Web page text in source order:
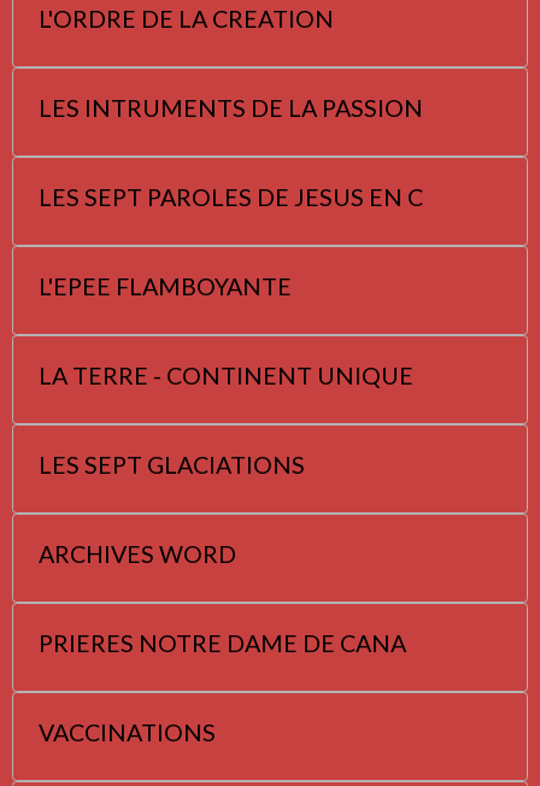
L'ORDRE DE LA CREATION
LES INTRUMENTS DE LA PASSION
LES SEPT PAROLES DE JESUS EN C
L'EPEE FLAMBOYANTE
LA TERRE - CONTINENT UNIQUE
LES SEPT GLACIATIONS
ARCHIVES WORD
PRIERES NOTRE DAME DE CANA
VACCINATIONS